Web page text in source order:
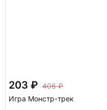
203
406
Игра Монстр-трек